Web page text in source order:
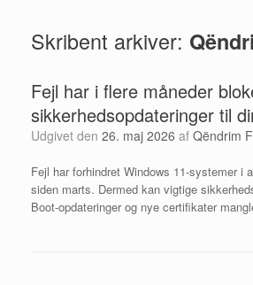
Skribent arkiver:
Fejl har i flere måneder
sikkerhedsopdateringer til
Udgivet den 26. maj 2026 af Qëndrim
Fejl har forhindret Windows 11-systemer i
siden marts. Dermed kan vigtige
Boot-opdateringer og nye certifikater